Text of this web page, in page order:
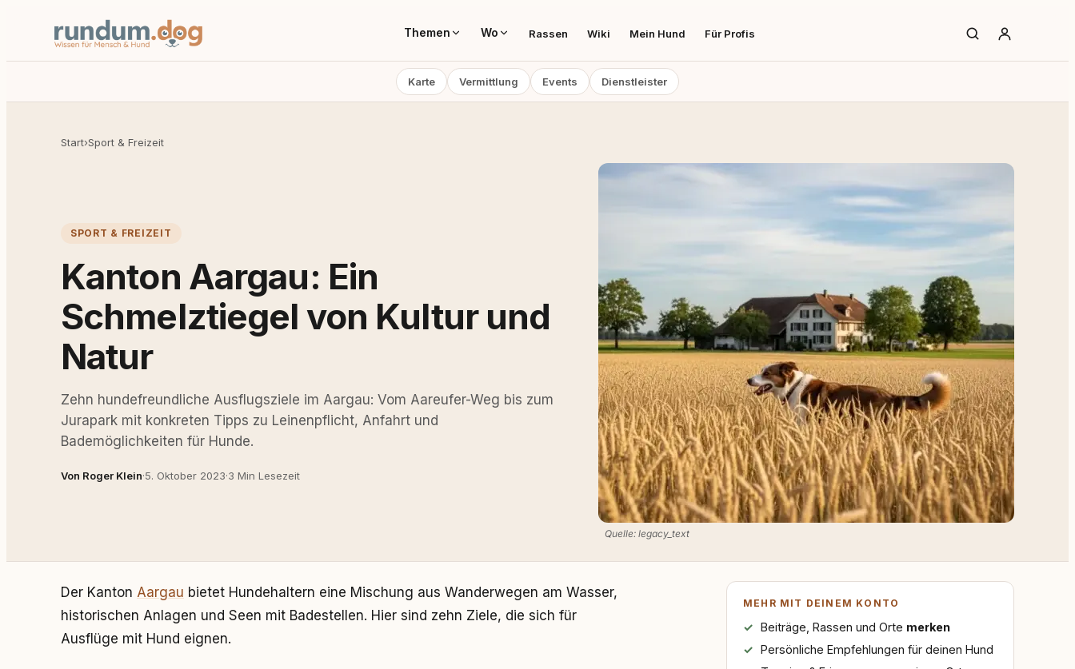
Themen Wo Rassen Wiki Mein Hund Für Profis
Karte Vermittlung Events Dienstleister
Start›Sport & Freizeit
SPORT & FREIZEIT
Kanton Aargau: Ein
Schmelztiegel von Kultur und
Natur
Zehn hundefreundliche Ausflugsziele im Aargau: Vom Aareufer-Weg bis zum
Jurapark mit konkreten Tipps zu Leinenpflicht, Anfahrt und
Bademöglichkeiten für Hunde.
Von Roger Klein·5. Oktober 2023·3 Min Lesezeit
Quelle: legacy_text
Der Kanton Aargau bietet Hundehaltern eine Mischung aus Wanderwegen am Wasser,
historischen Anlagen und Seen mit Badestellen. Hier sind zehn Ziele, die sich für
Ausflüge mit Hund eignen.
MEHR MIT DEINEM KONTO
Beiträge, Rassen und Orte merken
Persönliche Empfehlungen für deinen Hund